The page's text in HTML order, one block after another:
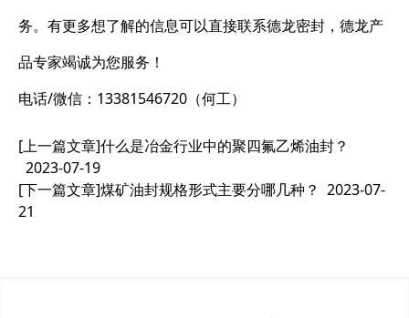
务。有更多想了解的信息可以直接联系德龙密封，德龙产
品专家竭诚为您服务！
电话/微信：13381546720（何工）
[上一篇文章]什么是冶金行业中的聚四氟乙烯油封？
2023-07-19
[下一篇文章]煤矿油封规格形式主要分哪几种？ 2023-07-
21